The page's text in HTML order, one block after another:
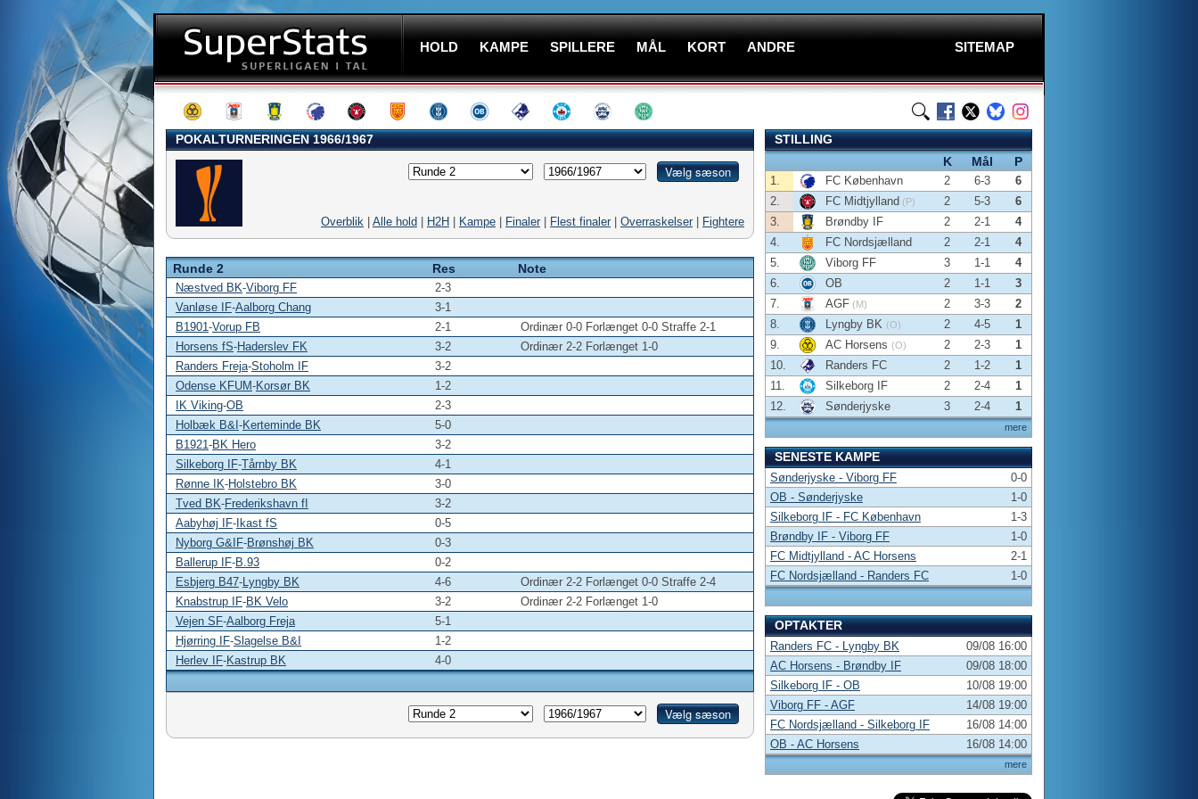
HOLD KAMPE SPILLERE MÅL KORT ANDRE SITEMAP
POKALTURNERINGEN 1966/1967
Overblik Alle hold H2H Kampe Finaler Flest finaler Overraskelser Fightere
Runde 2 Res Note
Næstved BK-Viborg FF
2-3
Vanløse IF-Aalborg Chang
3-1
B1901-Vorup FB 2-1
Ordinær 0-0 Forlænget 0-0 Straffe 2-1
Horsens fS-Haderslev FK 3-2
Ordinær 2-2 Forlænget 1-0
Randers Freja-Stoholm IF
3-2
Odense KFUM-Korsør BK
1-2
IK Viking-OB
2-3
Holbæk B&I -Kerteminde BK
5-0
B1921-BK Hero
3-2
Silkeborg IF-Tårnby BK
4-1
Rønne IK-Holstebro BK
3-0
Tved BK-Frederikshavn fI
3-2
Aabyhøj IF- Ikast fS
0-5
Nyborg G&IF-Brønshøj BK
0-3
Ballerup IF-B.93
0-2
Esbjerg B47-Lyngby BK 4-6
Ordinær 2-2 Forlænget 0-0 Straffe 2-4
Knabstrup IF-BK Velo 3-2
Ordinær 2-2 Forlænget 1-0
Vejen SF-Aalborg Freja
5-1
Hjørring IF-Slagelse B&I
1-2
Herlev IF-Kastrup BK 4-0
STILLING
K
Mål P
mere
1. FC København 2 6-3
6
2.
FC Midtjylland (P) 2 5-3
6
3.
Brøndby IF 2 2-1
4
4.
FC Nordsjælland 2 2-1
4
5.
Viborg FF 3 1-1
4
6.
OB 2 1-1
3
7.
AGF (M) 2 3-3
2
8.
Lyngby BK (O) 2 4-5
1
9.
AC Horsens (O) 2 2-3
1
10.
Randers FC 2 1-2
1
11.
Silkeborg IF 2 2-4
1
12.
Sønderjyske 3 2-4 1
SENESTE KAMPE
Sønderjyske - Viborg FF
0-0
OB - Sønderjyske
1-0
Silkeborg IF - FC København
1-3
Brøndby IF - Viborg FF
1-0
FC Midtjylland - AC Horsens
2-1
FC Nordsjælland - Randers FC
1-0
OPTAKTER
mere
Randers FC - Lyngby BK
09/08 16:00
AC Horsens - Brøndby IF
09/08 18:00
Silkeborg IF - OB
10/08 19:00
Viborg FF - AGF
14/08 19:00
FC Nordsjælland - Silkeborg IF
16/08 14:00
OB - AC Horsens
16/08 14:00